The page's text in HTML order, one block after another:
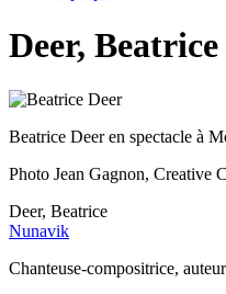
Deer, Beatrice
Beatrice Deer en spectacle à
Photo Jean Gagnon, Creative
Deer, Beatrice
Nunavik
Chanteuse-compositrice,